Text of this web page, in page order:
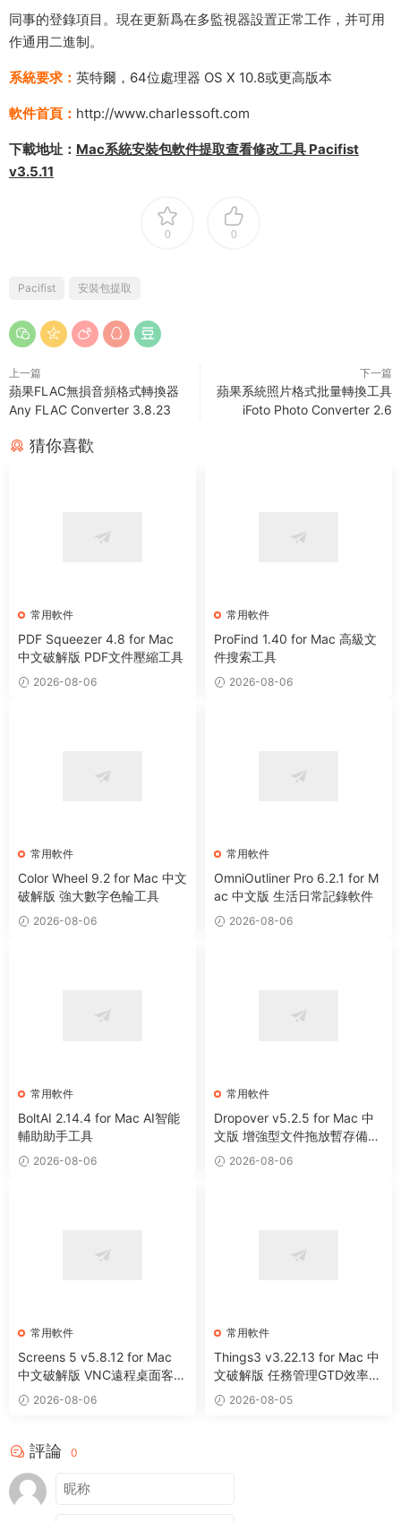
同事的登錄項目。現在更新爲在多監視器設置正常工作，并可用
作通用二進制。
系統要求： 英特爾，64位處理器 OS X 10.8或更高版本
軟件首頁： http://www.charlessoft.com
下載地址： Mac系統安裝包軟件提取查看修改工具 Pacifist
v3.5.11
0 0
Pacifist 安裝包提取
上一篇
蘋果FLAC無損音頻格式轉換器
Any FLAC Converter 3.8.23
下一篇
蘋果系統照片格式批量轉換工具
iFoto Photo Converter 2.6
猜你喜歡
常用軟件
PDF Squeezer 4.8 for Mac
中文破解版 PDF文件壓縮工具
2026-08-06
常用軟件
ProFind 1.40 for Mac 高級文
件搜索工具
2026-08-06
常用軟件
Color Wheel 9.2 for Mac 中文
破解版 強大數字色輪工具
2026-08-06
常用軟件
OmniOutliner Pro 6.2.1 for M
ac 中文版 生活日常記錄軟件
2026-08-06
常用軟件
BoltAI 2.14.4 for Mac AI智能
輔助助手工具
2026-08-06
常用軟件
Dropover v5.2.5 for Mac 中
文版 增強型文件拖放暫存備用
整理工具
2026-08-06
常用軟件
Screens 5 v5.8.12 for Mac
中文破解版 VNC遠程桌面客戶
端應用程序
2026-08-06
常用軟件
Things3 v3.22.13 for Mac 中
文破解版 任務管理GTD效率工
具 2026-08-05
評論 0